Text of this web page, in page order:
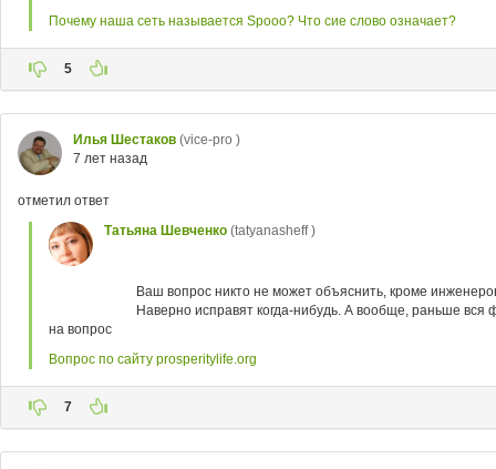
Почему наша сеть называется Spooo? Что сие слово означает?
5
Илья Шестаков (vice-pro )
7 лет назад
отметил ответ
Татьяна Шевченко (tatyanasheff )
Ваш вопрос никто не может объяснить, кроме
Наверно исправят когда-нибудь. А вообще, раньше
на вопрос
Вопрос по сайту prosperitylife.org
7